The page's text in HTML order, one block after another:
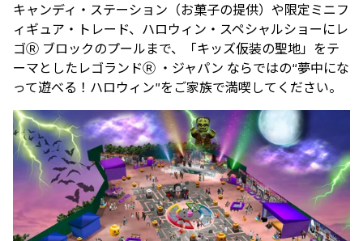
キャンディ・ステーション（お菓子の提供）や限定ミニフ
ィギュア・トレード、ハロウィン・スペシャルショーにレ
ゴⓇ ブロックのプールまで、「キッズ仮装の聖地」をテ
ーマとしたレゴランドⓇ ・ジャパン ならではの“夢中にな
って遊べる！ハロウィン”をご家族で満喫してください。